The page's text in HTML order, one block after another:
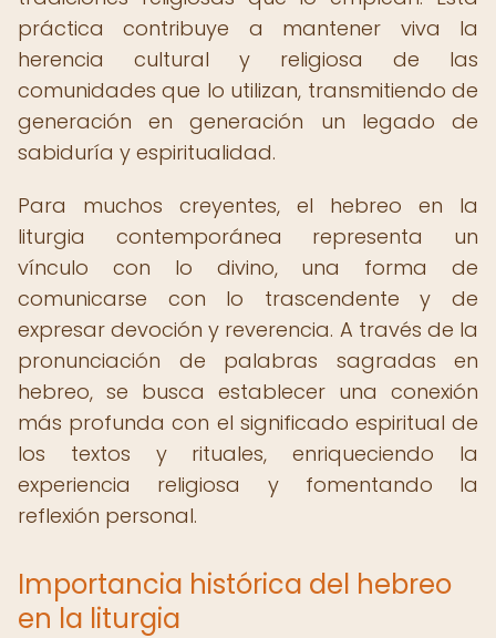
práctica contribuye a mantener viva la
herencia cultural y religiosa de las
comunidades que lo utilizan, transmitiendo de
generación en generación un legado de
sabiduría y espiritualidad.
Para muchos creyentes, el hebreo en la
liturgia contemporánea representa un
vínculo con lo divino, una forma de
comunicarse con lo trascendente y de
expresar devoción y reverencia. A través de la
pronunciación de palabras sagradas en
hebreo, se busca establecer una conexión
más profunda con el significado espiritual de
los textos y rituales, enriqueciendo la
experiencia religiosa y fomentando la
reflexión personal.
Importancia histórica del hebreo
en la liturgia